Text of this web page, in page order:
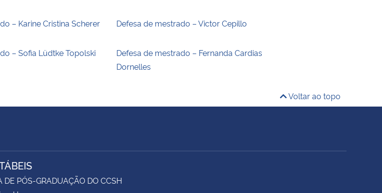
– Karine Cristina Scherer Defesa de mestrado – Victor Cepillo
– Sofia Lüdtke Topolski
Defesa de mestrado – Fernanda Cardias
Dornelles
Voltar ao topo
DE PÓS-GRADUAÇÃO DO CCSH